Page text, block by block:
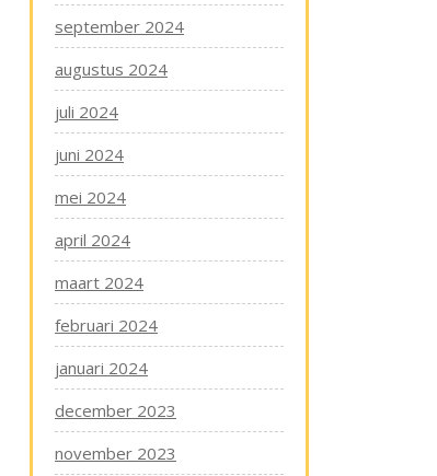
september 2024
augustus 2024
juli 2024
juni 2024
mei 2024
april 2024
maart 2024
februari 2024
januari 2024
december 2023
november 2023